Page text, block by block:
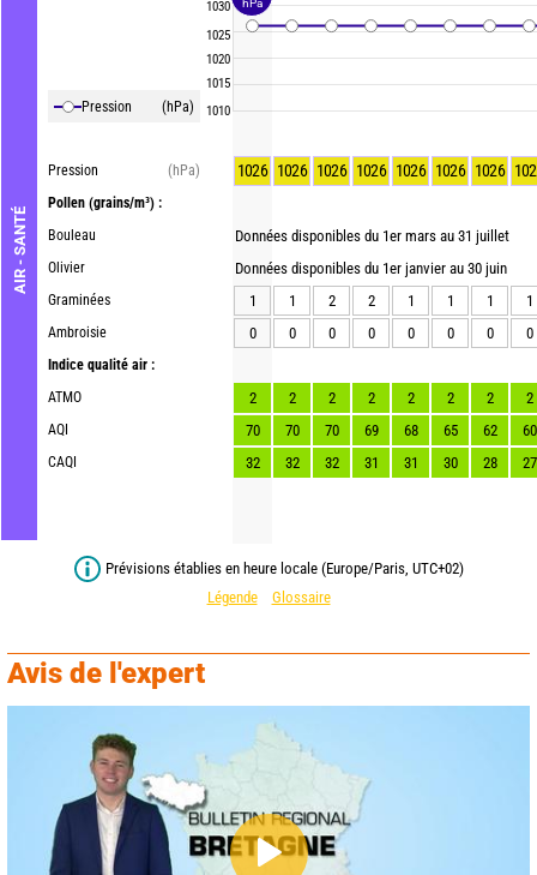
AIR - SANTÉ
Pression (hPa)
Pression
(hPa)
Pollen (grains/m³) :
Bouleau
Olivier
Graminées
Ambroisie
Indice qualité air :
ATMO
AQI
CAQI
1030
1025
1020
1015
1010
1026 1026 1026 1026 1026 1026 1026
Données disponibles du 1er mars au 31 juillet
Données disponibles du 1er janvier au 30 juin
1
1 2 2 1 1 1
1
0
0 0 0 0 0 0 0
2 2 2 2 2 2 2
2
70
70 70 69 68 65 62
60
32
32 32 31 31 30 28 27
Prévisions établies en heure locale (Europe/Paris, UTC+02)
Légende
Glossaire
Avis de l'expert